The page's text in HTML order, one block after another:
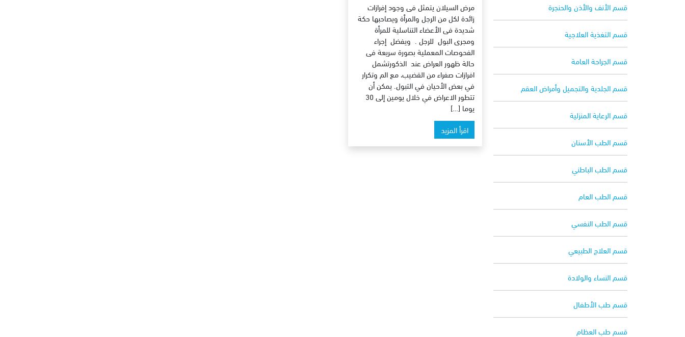
قسم الأنف والأذن والحنجرة
قسم التغذية العلاجية
قسم الجراحة العامة
قسم الجلدية والتجميل وأمراض العقم
قسم الرعاية المنزلية
قسم الطب الأسنان
قسم الطب الباطني
قسم الطب العام
قسم الطب النفسي
قسم العلاج الطبيعي
قسم النساء والولادة
قسم طب الأطفال
قسم طب العظام
مرض السيلان يتمثل فى وجود إفرازات
زائدة لكل من الرجل والمرأة ويصاحبها حكة
شديدة فى الأعضاء التناسلية للمرأة
ومجرى البول للرجل . ويفضل إجراء
الفحوصات المعملية بصورة سريعة فى
حالة ظهور العراض عند الذكورتشمل
افرازات صفراء من القضيب، مع الم وتكرار
في بعض الأحيان في التبول. يمكن أن
تتطور الاعراض في خلال يومين إلى 30
يوما […]
اقرأ المزيد